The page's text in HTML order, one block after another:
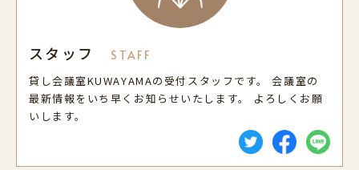
スタッフ
STAFF
貸し会議室KUWAYAMAの受付スタッフです。 会議室の
最新情報をいち早くお知らせいたします。 よろしくお願
いします。